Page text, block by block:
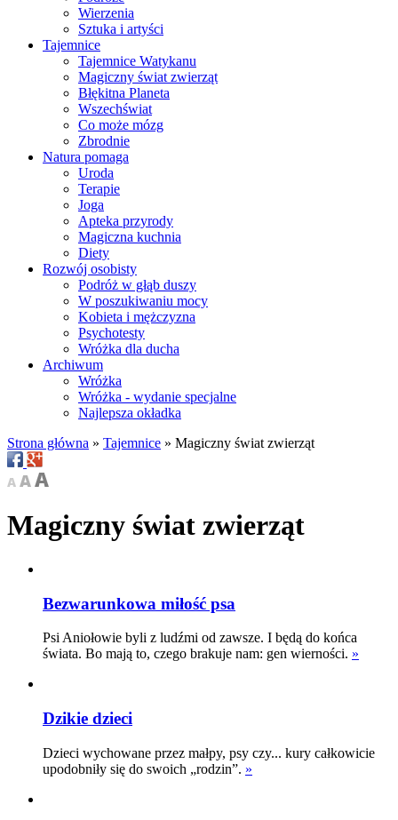
Wierzenia
Sztuka i artyści
Tajemnice
Tajemnice Watykanu
Magiczny świat zwierząt
Błękitna Planeta
Wszechświat
Co może mózg
Zbrodnie
Natura pomaga
Uroda
Terapie
Joga
Apteka przyrody
Magiczna kuchnia
Diety
Rozwój osobisty
Podróż w głąb duszy
W poszukiwaniu mocy
Kobieta i mężczyzna
Psychotesty
Wróżka dla ducha
Archiwum
Wróżka
Wróżka - wydanie specjalne
Najlepsza okładka
Strona główna » Tajemnice » Magiczny świat zwierząt
Magiczny świat zwierząt
Bezwarunkowa miłość psa
Psi Aniołowie byli z ludźmi od zawsze. I będą do końca
świata. Bo mają to, czego brakuje nam: gen wierności. »
Dzikie dzieci
Dzieci wychowane przez małpy, psy czy... kury całkowicie
upodobniły się do swoich „rodzin”. »